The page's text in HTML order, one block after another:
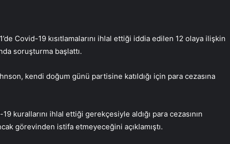
Covid-19 kısıtlamalarını ihlal ettiği iddia edilen 12 olaya ilişkin
soruşturma başlattı.
kendi doğum günü partisine katıldığı için para cezasına
kurallarını ihlal ettiği gerekçesiyle aldığı para cezasının
görevinden istifa etmeyeceğini açıklamıştı.